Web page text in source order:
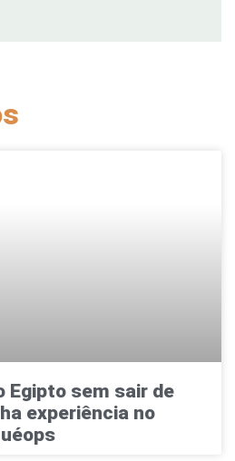
Egipto sem sair de
experiência no